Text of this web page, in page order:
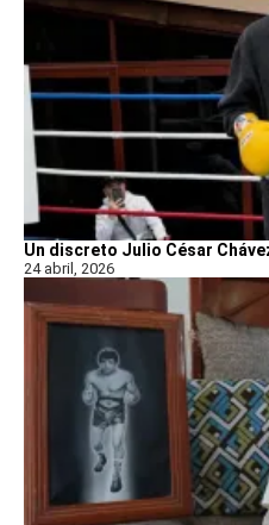
Un discreto Julio César
24 abril, 2026